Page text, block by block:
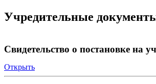
Учредительные
Свидетельство о постановке на
Открыть